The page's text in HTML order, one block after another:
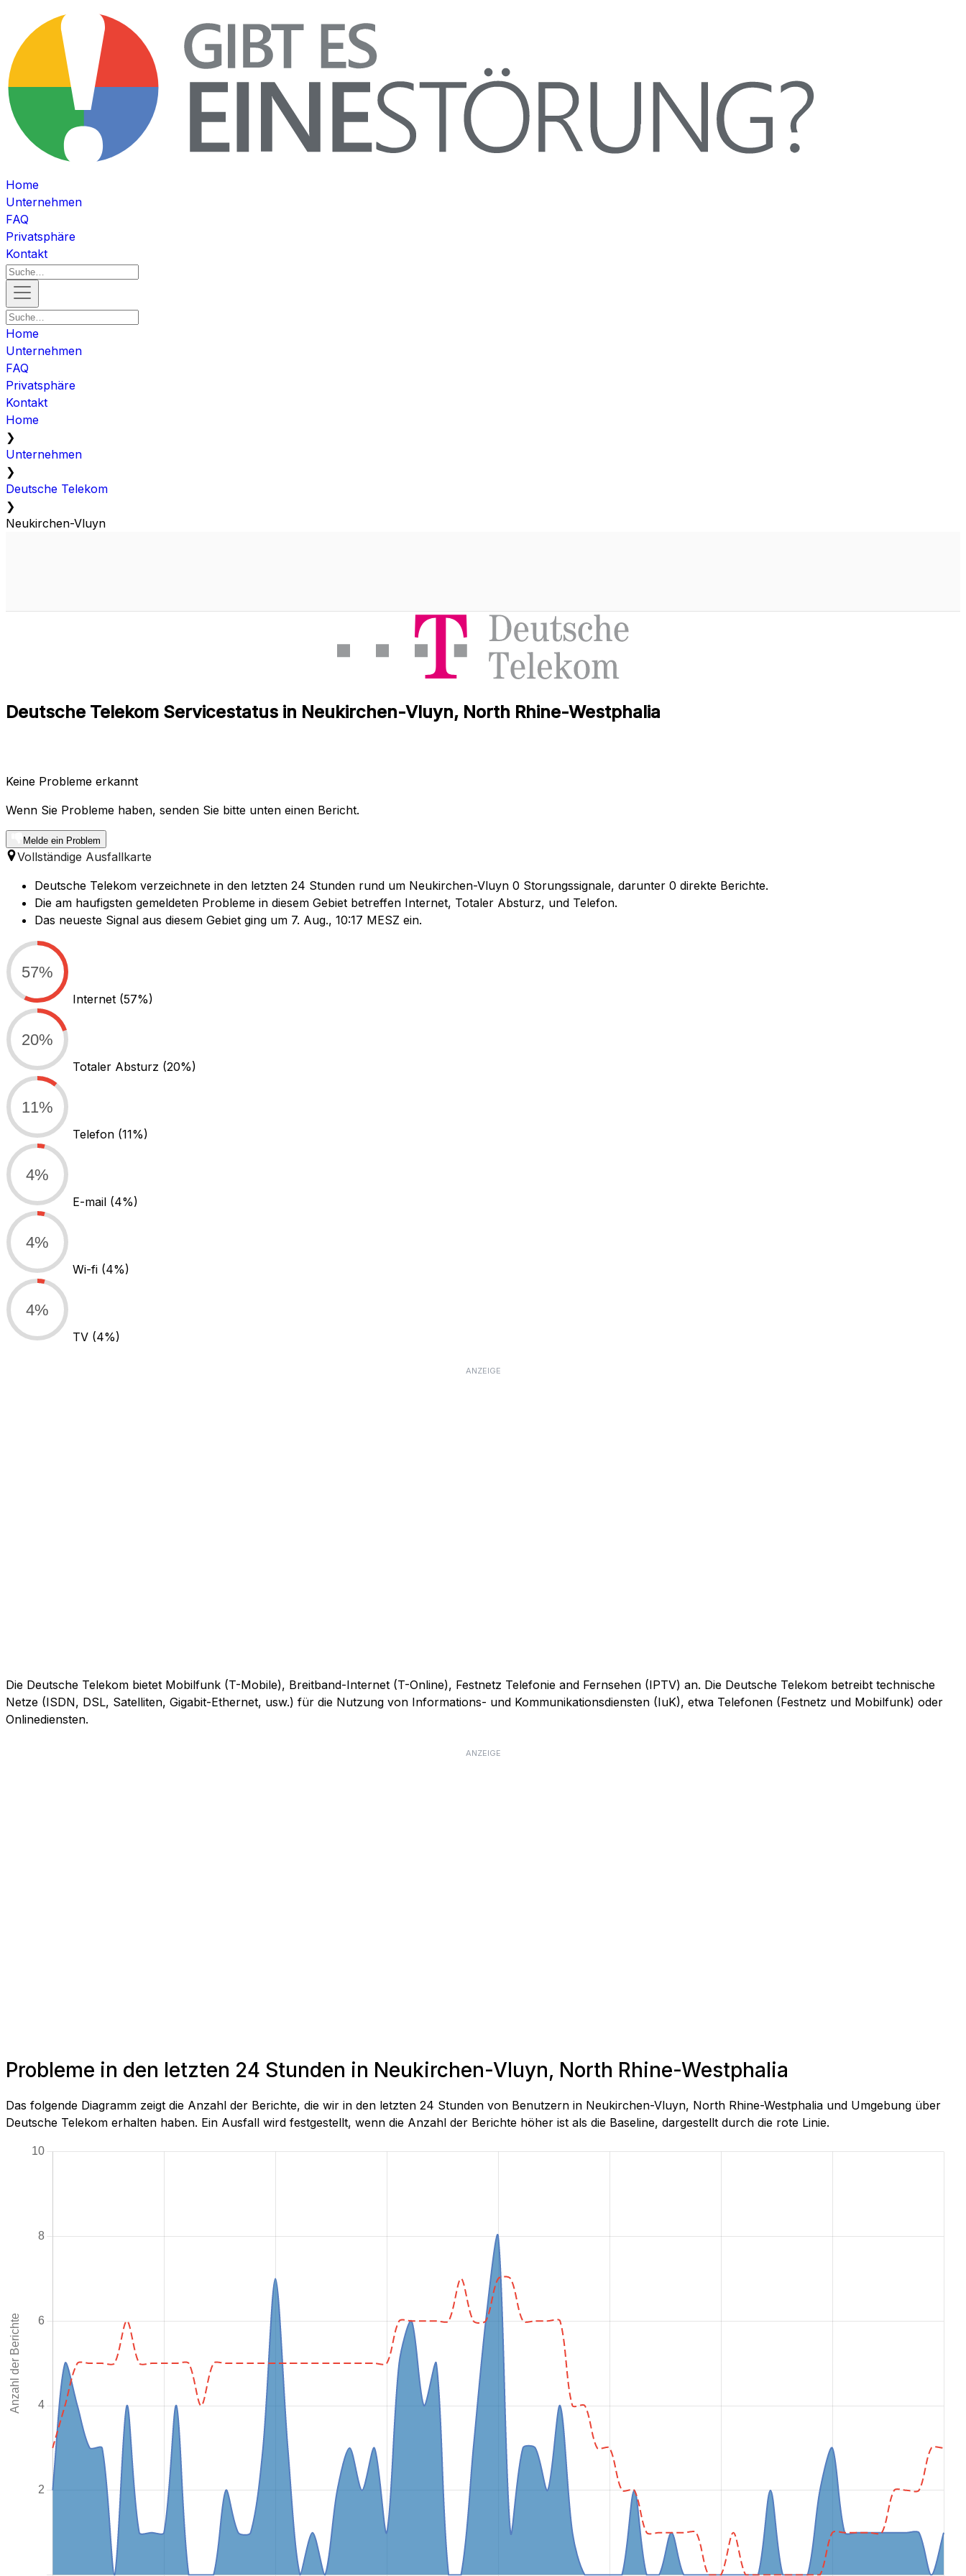
Home
Unternehmen
FAQ
Privatsphäre
Kontakt
Home
Unternehmen
FAQ
Privatsphäre
Kontakt
Home
❯
Unternehmen
❯
Deutsche Telekom
❯
Neukirchen-Vluyn
Deutsche Telekom Servicestatus in Neukirchen-Vluyn, North Rhine-Westphalia
Keine Probleme erkannt
Wenn Sie Probleme haben, senden Sie bitte unten einen Bericht.
Melde ein Problem
Vollständige Ausfallkarte
Deutsche Telekom verzeichnete in den letzten 24 Stunden rund um Neukirchen-Vluyn 0 Storungssignale, darunter 0 direkte Berichte.
Die am haufigsten gemeldeten Probleme in diesem Gebiet betreffen Internet, Totaler Absturz, und Telefon.
Das neueste Signal aus diesem Gebiet ging um 7. Aug., 10:17 MESZ ein.
57%
Internet (57%)
20%
Totaler Absturz (20%)
11%
Telefon (11%)
4%
E-mail (4%)
4%
Wi-fi (4%)
4%
TV (4%)
ANZEIGE
Die Deutsche Telekom bietet Mobilfunk (T-Mobile), Breitband-Internet (T-Online), Festnetz Telefonie and Fernsehen (IPTV) an. Die Deutsche Telekom betreibt technische
Netze (ISDN, DSL, Satelliten, Gigabit-Ethernet, usw.) für die Nutzung von Informations- und Kommunikationsdiensten (IuK), etwa Telefonen (Festnetz und Mobilfunk) oder
Onlinediensten.
ANZEIGE
Probleme in den letzten 24 Stunden in Neukirchen-Vluyn, North Rhine-Westphalia
Das folgende Diagramm zeigt die Anzahl der Berichte, die wir in den letzten 24 Stunden von Benutzern in Neukirchen-Vluyn, North Rhine-Westphalia und Umgebung über
Deutsche Telekom erhalten haben. Ein Ausfall wird festgestellt, wenn die Anzahl der Berichte höher ist als die Baseline, dargestellt durch die rote Linie.